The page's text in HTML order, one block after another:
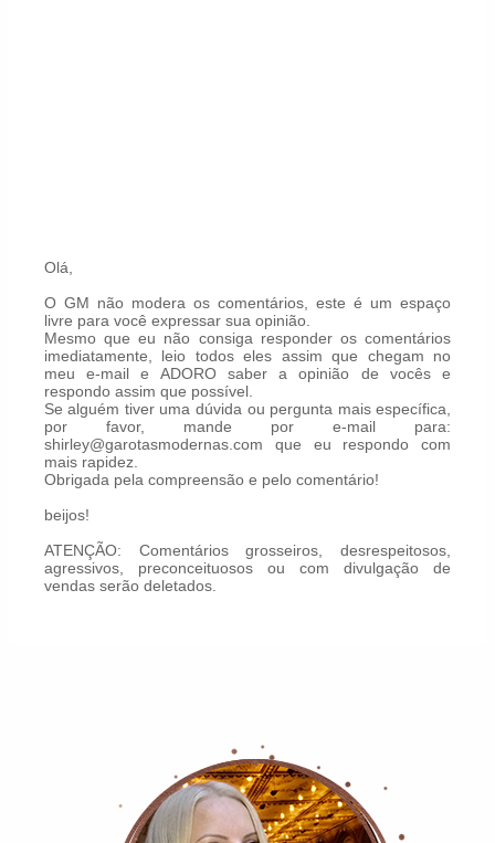
Olá,
O GM não modera os comentários, este é um espaço
livre para você expressar sua opinião.
Mesmo que eu não consiga responder os comentários
imediatamente, leio todos eles assim que chegam no
meu e-mail e ADORO saber a opinião de vocês e
respondo assim que possível.
Se alguém tiver uma dúvida ou pergunta mais específica,
por favor, mande por e-mail para:
shirley@garotasmodernas.com que eu respondo com
mais rapidez.
Obrigada pela compreensão e pelo comentário!
beijos!
ATENÇÃO: Comentários grosseiros, desrespeitosos,
agressivos, preconceituosos ou com divulgação de
vendas serão deletados.